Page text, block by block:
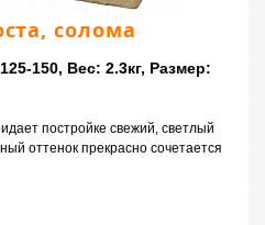
солома
150, Вес: 2.3кг, Размер:
постройке свежий, светлый
оттенок прекрасно сочетается